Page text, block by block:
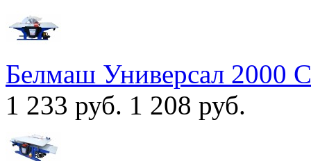
Белмаш Универсал 2000
1 233 руб. 1 208 руб.